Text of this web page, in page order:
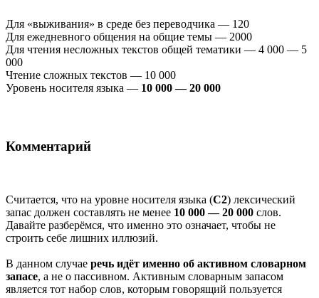
Для «выживания» в среде без переводчика — 120
Для ежедневного общения на общие темы — 2000
Для чтения несложных текстов общей тематики — 4 000 — 5
000
Чтение сложных текстов — 10 000
Уровень носителя языка — 10 000 — 20 000
Комментарий
Считается, что на уровне носителя языка (С2) лексический
запас должен составлять не менее 10 000 — 20 000 слов.
Давайте разберёмся, что именно это означает, чтобы не
строить себе лишних иллюзий.
В данном случае речь идёт именно об активном словарном
запасе, а не о пассивном. Активным словарным запасом
является тот набор слов, которым говорящий пользуется